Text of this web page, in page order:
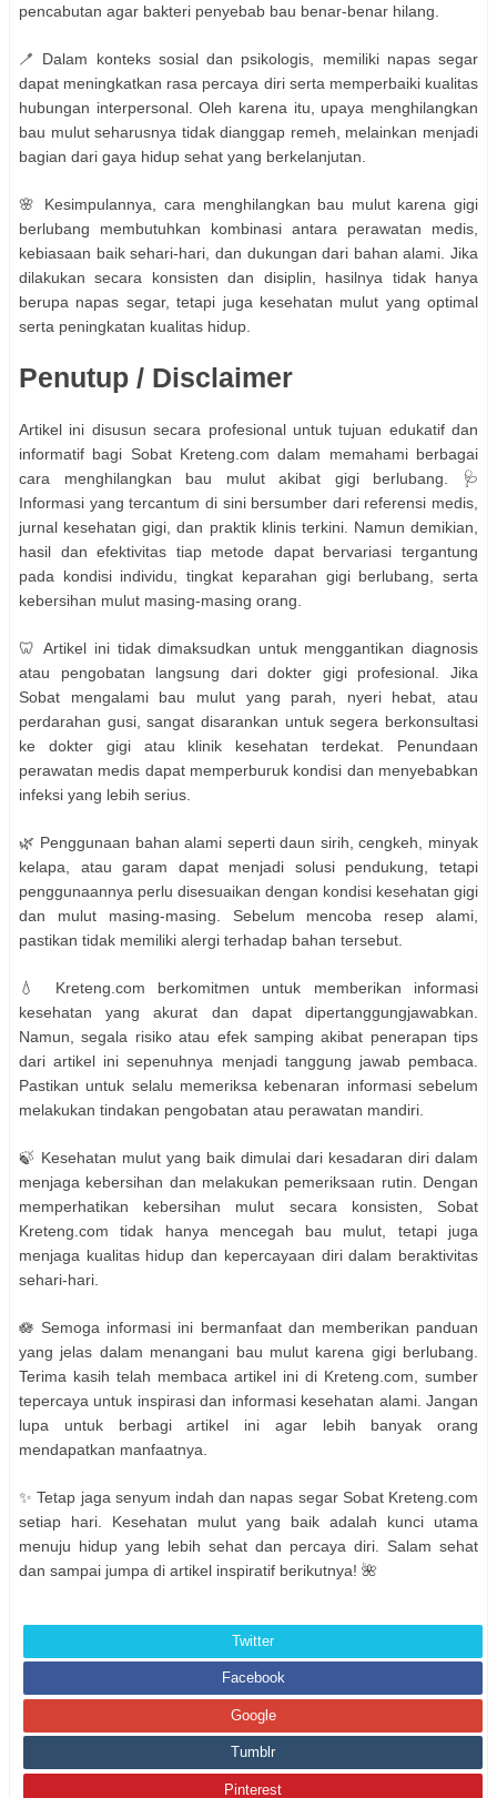
pencabutan agar bakteri penyebab bau benar-benar hilang.
🪥 Dalam konteks sosial dan psikologis, memiliki napas segar
dapat meningkatkan rasa percaya diri serta memperbaiki kualitas
hubungan interpersonal. Oleh karena itu, upaya menghilangkan
bau mulut seharusnya tidak dianggap remeh, melainkan menjadi
bagian dari gaya hidup sehat yang berkelanjutan.
🌸 Kesimpulannya, cara menghilangkan bau mulut karena gigi
berlubang membutuhkan kombinasi antara perawatan medis,
kebiasaan baik sehari-hari, dan dukungan dari bahan alami. Jika
dilakukan secara konsisten dan disiplin, hasilnya tidak hanya
berupa napas segar, tetapi juga kesehatan mulut yang optimal
serta peningkatan kualitas hidup.
Penutup / Disclaimer
Artikel ini disusun secara profesional untuk tujuan edukatif dan
informatif bagi Sobat Kreteng.com dalam memahami berbagai
cara menghilangkan bau mulut akibat gigi berlubang. 🩺
Informasi yang tercantum di sini bersumber dari referensi medis,
jurnal kesehatan gigi, dan praktik klinis terkini. Namun demikian,
hasil dan efektivitas tiap metode dapat bervariasi tergantung
pada kondisi individu, tingkat keparahan gigi berlubang, serta
kebersihan mulut masing-masing orang.
🦷 Artikel ini tidak dimaksudkan untuk menggantikan diagnosis
atau pengobatan langsung dari dokter gigi profesional. Jika
Sobat mengalami bau mulut yang parah, nyeri hebat, atau
perdarahan gusi, sangat disarankan untuk segera berkonsultasi
ke dokter gigi atau klinik kesehatan terdekat. Penundaan
perawatan medis dapat memperburuk kondisi dan menyebabkan
infeksi yang lebih serius.
🌿 Penggunaan bahan alami seperti daun sirih, cengkeh, minyak
kelapa, atau garam dapat menjadi solusi pendukung, tetapi
penggunaannya perlu disesuaikan dengan kondisi kesehatan gigi
dan mulut masing-masing. Sebelum mencoba resep alami,
pastikan tidak memiliki alergi terhadap bahan tersebut.
💧 Kreteng.com berkomitmen untuk memberikan informasi
kesehatan yang akurat dan dapat dipertanggungjawabkan.
Namun, segala risiko atau efek samping akibat penerapan tips
dari artikel ini sepenuhnya menjadi tanggung jawab pembaca.
Pastikan untuk selalu memeriksa kebenaran informasi sebelum
melakukan tindakan pengobatan atau perawatan mandiri.
🍃 Kesehatan mulut yang baik dimulai dari kesadaran diri dalam
menjaga kebersihan dan melakukan pemeriksaan rutin. Dengan
memperhatikan kebersihan mulut secara konsisten, Sobat
Kreteng.com tidak hanya mencegah bau mulut, tetapi juga
menjaga kualitas hidup dan kepercayaan diri dalam beraktivitas
sehari-hari.
🪷 Semoga informasi ini bermanfaat dan memberikan panduan
yang jelas dalam menangani bau mulut karena gigi berlubang.
Terima kasih telah membaca artikel ini di Kreteng.com, sumber
tepercaya untuk inspirasi dan informasi kesehatan alami. Jangan
lupa untuk berbagi artikel ini agar lebih banyak orang
mendapatkan manfaatnya.
✨ Tetap jaga senyum indah dan napas segar Sobat Kreteng.com
setiap hari. Kesehatan mulut yang baik adalah kunci utama
menuju hidup yang lebih sehat dan percaya diri. Salam sehat
dan sampai jumpa di artikel inspiratif berikutnya! 🌺
Twitter
Facebook
Google
Tumblr
Pinterest